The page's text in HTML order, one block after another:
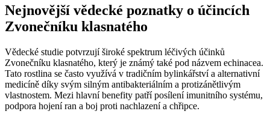
Nejnovější vědecké poznatky o účincích
Zvonečníku klasnatého
Vědecké studie potvrzují široké spektrum léčivých účinků
Zvonečníku klasnatého, který je známý také pod názvem echinacea.
Tato rostlina se často využívá v tradičním bylinkářství a alternativní
medicíně díky svým silným antibakteriálním a protizánětlivým
vlastnostem. Mezi hlavní benefity patří posílení imunitního systému,
podpora hojení ran a boj proti nachlazení a chřipce.